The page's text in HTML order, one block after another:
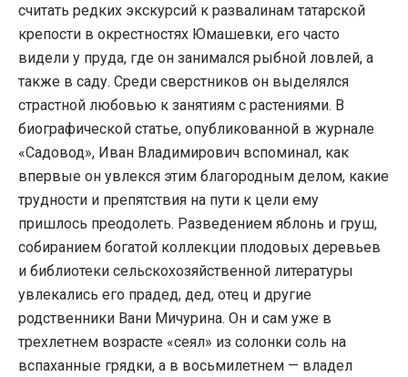
считать редких экскурсий к развалинам татарской
крепости в окрестностях Юмашевки, его часто
видели у пруда, где он занимался рыбной ловлей, а
также в саду. Среди сверстников он выделялся
страстной любовью к занятиям с растениями. В
биографической статье, опубликованной в журнале
«Садовод», Иван Владимирович вспоминал, как
впервые он увлекся этим благородным делом, какие
трудности и препятствия на пути к цели ему
пришлось преодолеть. Разведением яблонь и груш,
собиранием богатой коллекции плодовых деревьев
и библиотеки сельскохозяйственной литературы
увлекались его прадед, дед, отец и другие
родственники Вани Мичурина. Он и сам уже в
трехлетнем возрасте «сеял» из солонки соль на
вспаханные грядки, а в восьмилетнем — владел